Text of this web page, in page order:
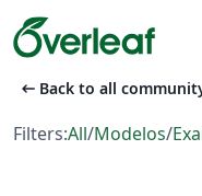
arrow_left_alt Back to all
Filters:All/Modelos/